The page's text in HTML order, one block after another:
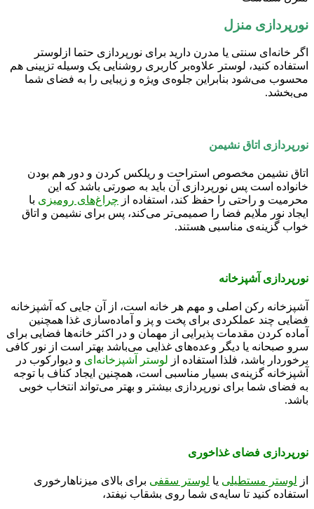
نورپردازی منزل
اگر خانه‌ای سنتی یا مدرن دارید برای نورپردازی حتما ازلوستر
استفاده کنید، لوستر علاوه‌بر کاربری روشنایی یک وسیله تزیینی هم
محسوب می‌شود بنابراین جلوه‌ی ویژه و زیبایی را به فضای شما
می‌بخشد.
نورپردازی اتاق نشیمن
اتاق نشیمن مخصوص استراحت و ریلکس کردن و دور هم بودن
خانواده است پس نورپردازی آن باید به صورتی باشد که این
محرمیت و راحتی را حفظ کند، استفاده از چراغ‌های رومیزی با
ایجاد نور ملایم فضا را صمیمی‌تر می‌کند، پس برای نشیمن و اتاق
خواب گزینه‌ی مناسبی هستند.
نورپردازی آشپزخانه
آشپزخانه رکن اصلی و مهم هر خانه است، از آن جایی که آشپزخانه
فضایی چند عملکردی برای پخت و پز و آماده‌سازی غذا همچنین
آماده کردن مقدمات پذیرایی از مهمان و در اکثر خانه‌ها فضایی برای
سرو صبحانه یا دیگر وعده‌های غذایی می‌باشد بهتر است از نور کافی
برخوردار باشد، فلذا استفاده از لوستر آشپزخانه‌ای و دیوارکوب در
آشپزخانه گزینه‌ی بسیار مناسبی است، همچنین ایجاد کناف با توجه
به فضای شما برای نورپردازی بیشتر و بهتر می‌تواند انتخاب خوبی
باشد.
نورپردازی فضای غذاخوری
از لوستر مستطیلی یا لوستر سقفی برای بالای میزناهارخوری
استفاده کنید تا سایه‌ی شما روی بشقاب نیفتد،